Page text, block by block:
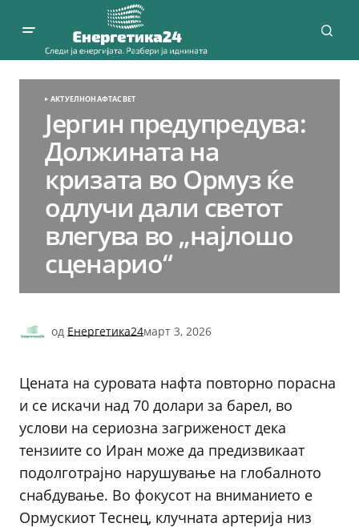
АКТУЕЛНОНАФТАСВЕТ
Јергин предупредува:
Должината на
кризата во Ормуз ќе
одлучи дали светот
влегува во „најлошо
сценарио“
од Енергетика24март 3, 2026
Цената на суровата нафта повторно порасна
и се искачи над 70 долари за барел, во
услови на сериозна загриженост дека
тензиите со Иран може да предизвикаат
подолготрајно нарушување на глобалното
снабдување. Во фокусот на вниманието е
Ормускиот Теснец, клучната артерија низ